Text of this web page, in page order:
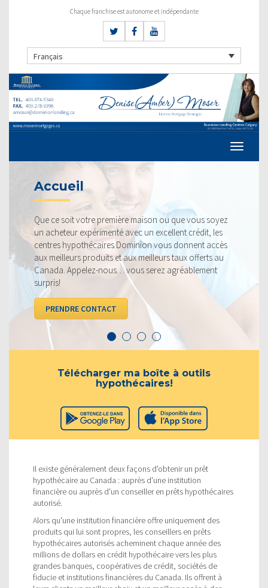
Chaque franchise est autonome et indépendante
Français
maison ou que vous soyez
avec un excellent crédit, les
Dominion vous donnent accès
et aux meilleurs taux offerts au
vous serez agréablement
Nos taux sont toujours
fiers de pouvoir vous
profitable. Jetez un
la concurrence.
VOIR LES TAUX
Télécharger ma boîte à outils
hypothécaires!
Il existe généralement deux façons d'obtenir un prêt
hypothécaire au Canada : auprès d'une institution
financière ou auprès d'un conseiller en prêts hypothécaires
autorisé.
Alors qu'une institution financière offre uniquement des
produits qui lui sont propres, les conseillers en prêts
hypothécaires autorisés acheminent chaque année des
millions de dollars en crédit hypothécaire vers les plus
grandes banques, coopératives de crédit, sociétés de
fiducie et institutions financières du Canada. Ils offrent à